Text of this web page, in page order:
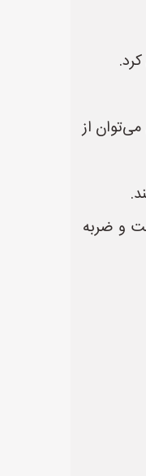
از
و ضربه